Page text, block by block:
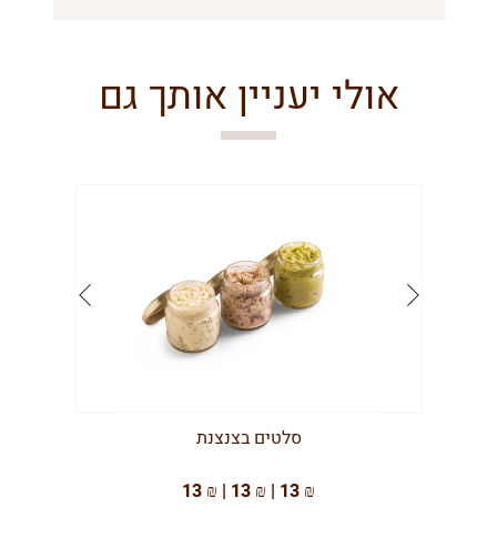
אולי יעניין אותך גם
סלטים בצנצנת
13 ₪ | 13 ₪ | 13 ₪